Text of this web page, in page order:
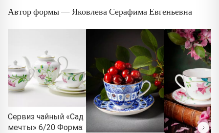
Автор формы — Яковлева Серафима Евгеньевна
Сервиз чайный «Сад
мечты» 6/20 Форма: